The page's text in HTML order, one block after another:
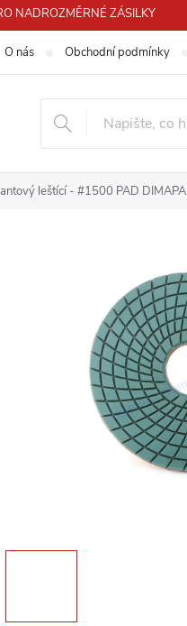
NADROZMĚRNÉ ZÁSILKY
O nás Obchodní podmínky
leštící - #1500 PAD DIMAPA